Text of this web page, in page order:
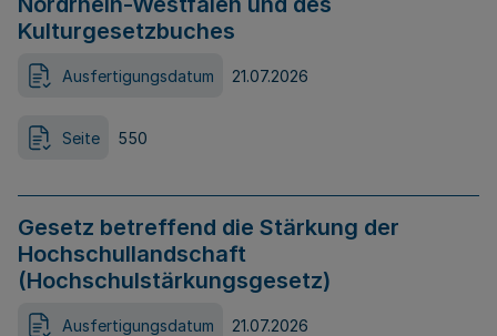
Kulturgesetzbuches
Ausfertigungsdatum 21.07.2026
Seite 550
Gesetz betreffend die Stärkung der
Hochschullandschaft
(Hochschulstärkungsgesetz)
Ausfertigungsdatum 21.07.2026